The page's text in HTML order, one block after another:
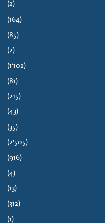
(2)
(164)
(85)
(2)
(1٬102)
(81)
(215)
(43)
(35)
(2٬505)
(916)
(4)
(13)
(312)
(1)